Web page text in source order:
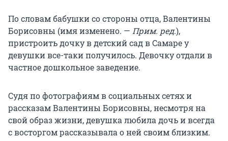
По словам бабушки со стороны отца, Валентины
Борисовны (имя изменено. — Прим. ред.),
пристроить дочку в детский сад в Самаре у
девушки все-таки получилось. Девочку отдали в
частное дошкольное заведение.
Судя по фотографиям в социальных сетях и
рассказам Валентины Борисовны, несмотря на
свой образ жизни, девушка любила дочь и всегда
с восторгом рассказывала о ней своим близким.